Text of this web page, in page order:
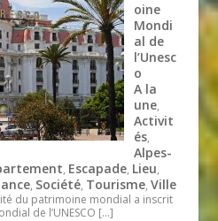
oine
Mondi
al de
l’Unesc
o
A la
une,
Activit
és,
Alpes-
, Escapade, Lieu,
, Société, Tourisme,Ville
du patrimoine mondial a inscrit
de l’UNESCO […]